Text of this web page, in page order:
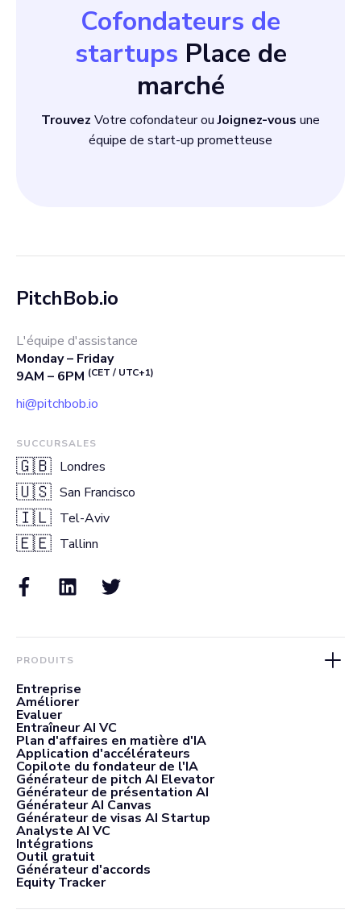
Cofondateurs de
startups Place de
marché
Trouvez Votre cofondateur ouJoignez-vous une
équipe de start-up prometteuse
PitchBob.io
L'équipe d'assistance
Monday – Friday
9AM – 6PM (CET / UTC+1)
hi@pitchbob.io
SUCCURSALES
🇬🇧 Londres
🇺🇸 San Francisco
🇮🇱 Tel-Aviv
🇪🇪 Tallinn
PRODUITS
Entreprise
Améliorer
Evaluer
Entraîneur AI VC
Plan d'affaires en matière d'IA
Application d'accélérateurs
Copilote du fondateur de l'IA
Générateur de pitch AI Elevator
Générateur de présentation AI
Générateur AI Canvas
Générateur de visas AI Startup
Analyste AI VC
Intégrations
Outil gratuit
Générateur d'accords
Equity Tracker